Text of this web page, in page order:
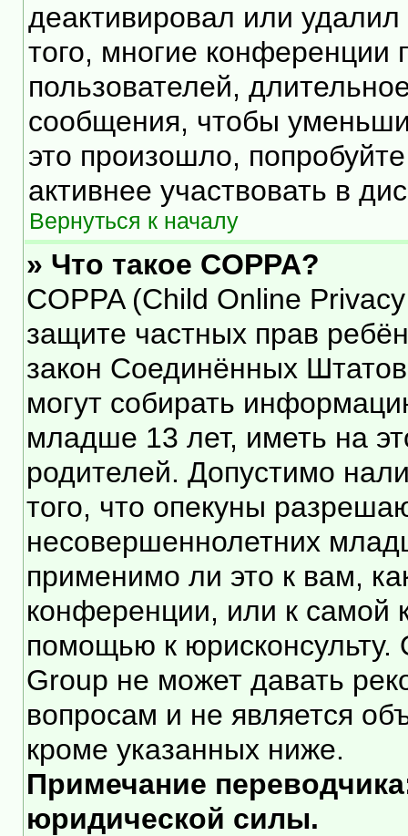
деактивировал или
того, многие конференции
пользователей,
сообщения, чтобы
это произошло,
активнее участвовать в
Вернуться к началу
» Что такое COPPA?
COPPA (Child Online
защите частных прав
закон Соединённых
могут собирать
младше 13 лет, иметь на
родителей. Допустимо
того, что опекуны
несовершеннолетних
применимо ли это к вам,
конференции, или к самой
помощью к
Group не может давать
вопросам и не является
кроме указанных ниже.
Примечание
юридической силы.